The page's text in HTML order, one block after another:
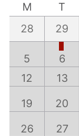
M
T
28
29
5 6
12
13
19 20
26 27